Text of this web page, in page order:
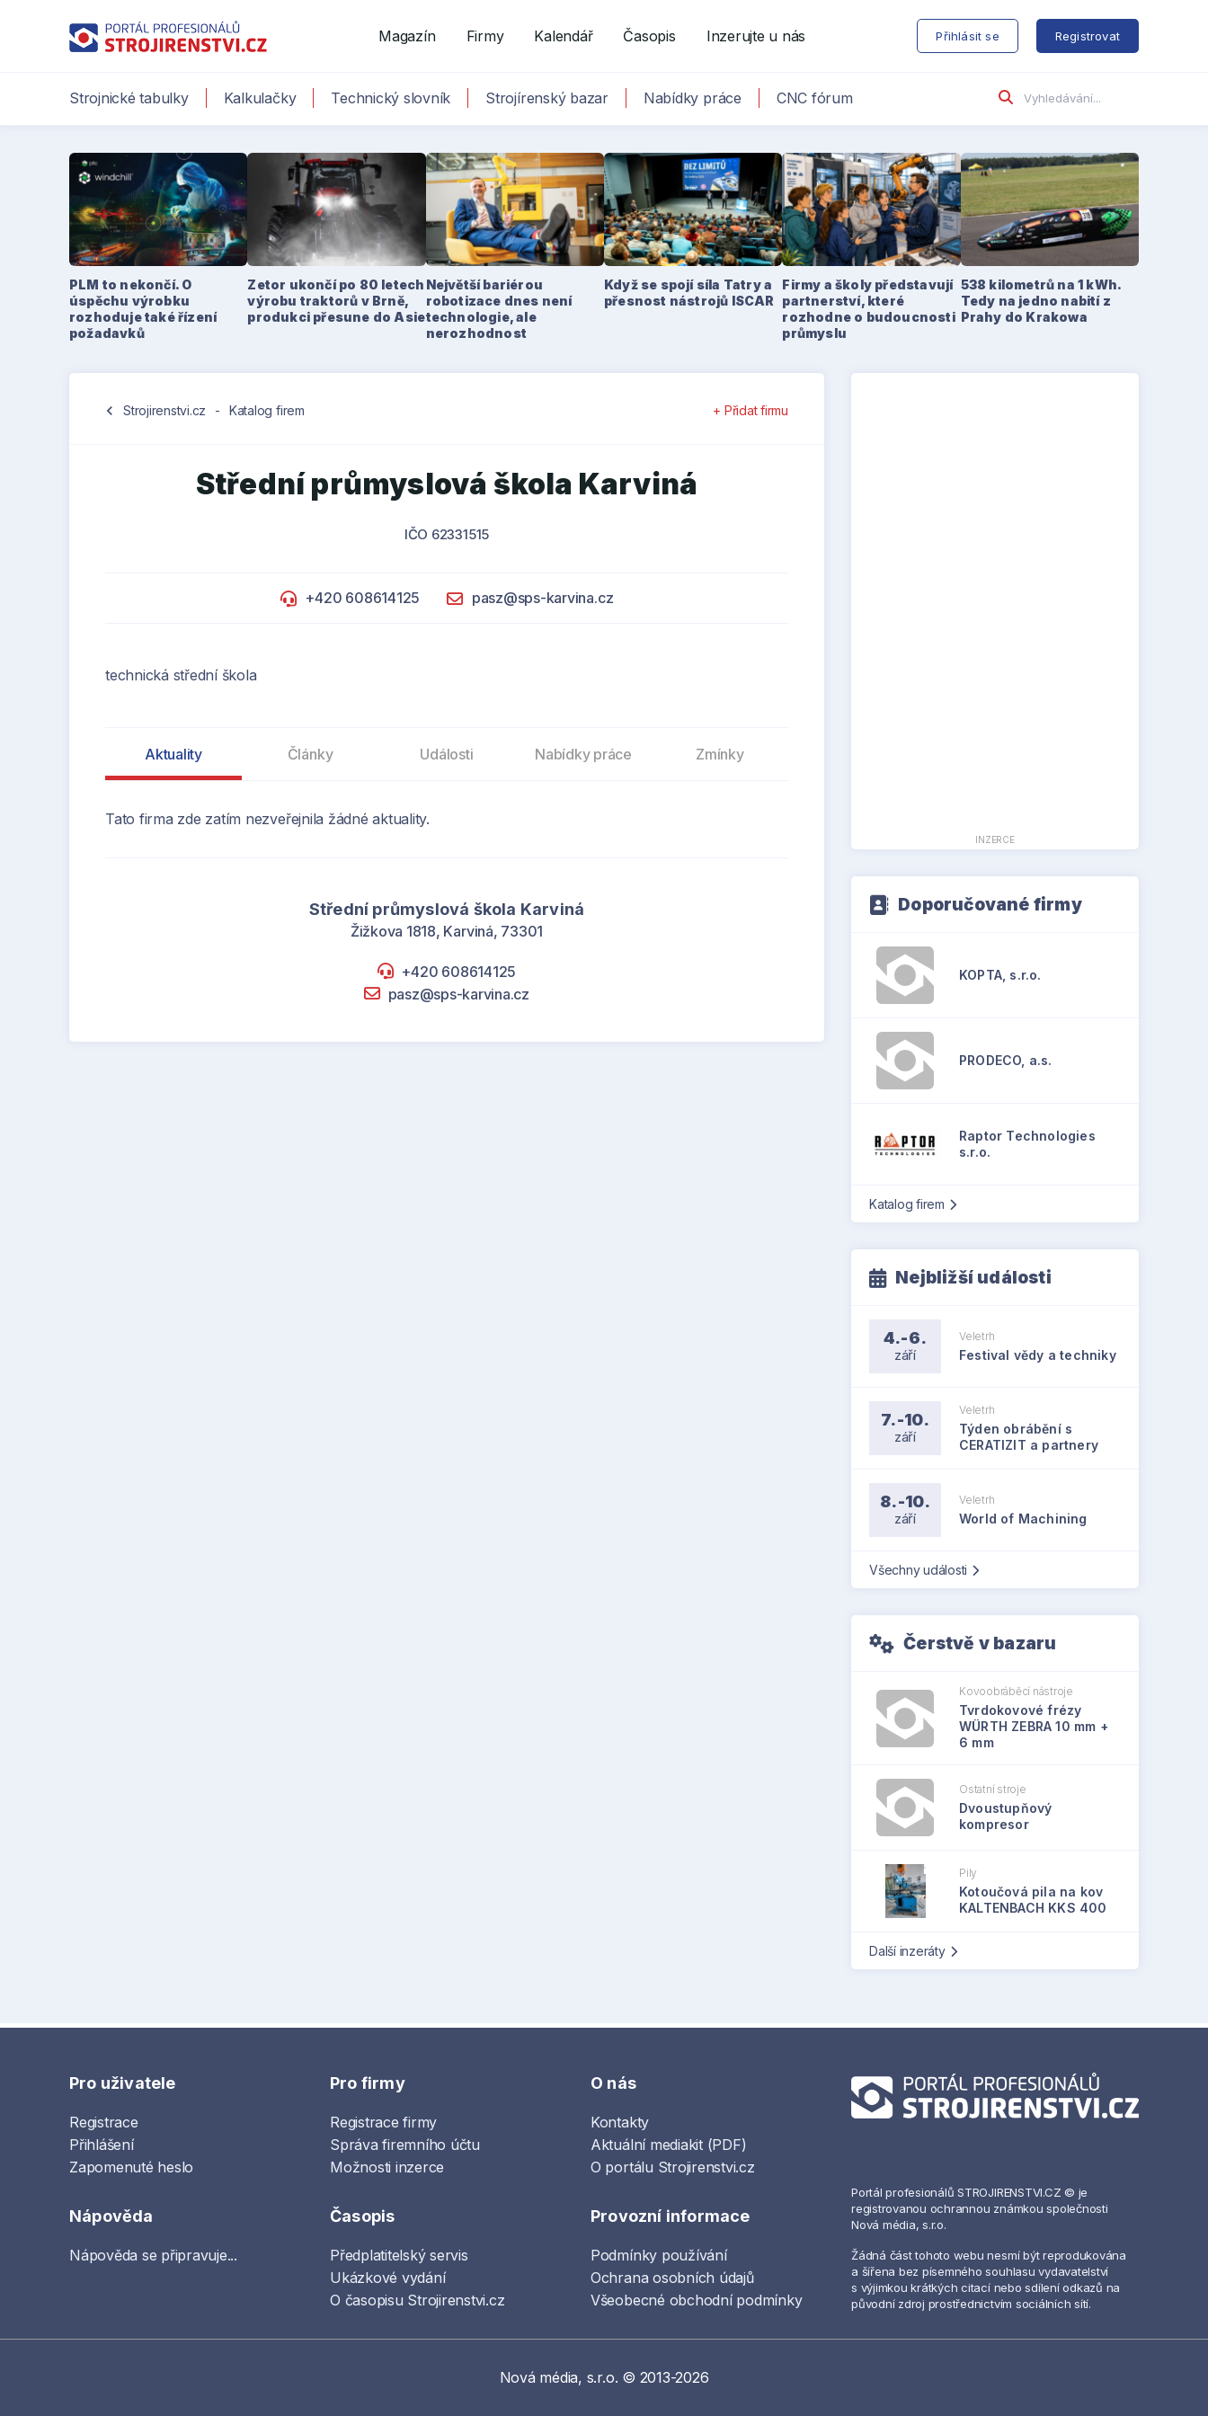
Magazín Firmy Kalendář Časopis Inzerujte u nás Přihlásit se Registrovat
Strojnické tabulky Kalkulačky Technický slovník Strojírenský bazar Nabídky práce CNC fórum
PLM to nekončí. O
úspěchu výrobku
rozhoduje také řízení
požadavků
Zetor ukončí po 80 letech
výrobu traktorů v Brně,
produkci přesune do Asie
Největší bariérou
robotizace dnes není
technologie, ale
nerozhodnost
Když se spojí síla Tatry a
přesnost nástrojů ISCAR
Firmy a školy představují
partnerství, které
rozhodne o budoucnosti
průmyslu
538 kilometrů na 1 kWh.
Tedy na jedno nabití z
Prahy do Krakowa
chevron_left Strojirenstvi.cz - Katalog firem + Přidat firmu
Střední průmyslová škola Karviná
IČO 62331515
+420 608614125 pasz@sps-karvina.cz
technická střední škola
Aktuality Články Události Nabídky práce Zmínky
Tato firma zde zatím nezveřejnila žádné aktuality.
Střední průmyslová škola Karviná
Žižkova 1818, Karviná, 73301
+420 608614125
pasz@sps-karvina.cz
INZERCE
Doporučované firmy
KOPTA, s.r.o.
PRODECO, a.s.
Raptor Technologies
s.r.o.
Katalog firem
Nejbližší události
4.-6.
září
Veletrh
Festival vědy a techniky
7.-10.
září
Veletrh
Týden obrábění s
CERATIZIT a partnery
8.-10.
září
Veletrh
World of Machining
Všechny události
Čerstvě v bazaru
Kovoobráběcí nástroje
Tvrdokovové frézy
WÜRTH ZEBRA 10 mm +
6 mm
Ostatní stroje
Dvoustupňový
kompresor
Pily
Kotoučová pila na kov
KALTENBACH KKS 400
Další inzeráty
Pro uživatele
Registrace
Přihlášení
Zapomenuté heslo
Pro firmy
Registrace firmy
Správa firemního účtu
Možnosti inzerce
O nás
Kontakty
Aktuální mediakit (PDF)
O portálu Strojirenstvi.cz
Nápověda
Nápověda se připravuje...
Časopis
Předplatitelský servis
Ukázkové vydání
O časopisu Strojirenstvi.cz
Provozní informace
Podmínky používání
Ochrana osobních údajů
Všeobecné obchodní podmínky
Portál profesionálů STROJIRENSTVI.CZ © je
registrovanou ochrannou známkou společnosti
Nová média, s.r.o.
Žádná část tohoto webu nesmí být reprodukována
a šířena bez písemného souhlasu vydavatelství
s výjimkou krátkých citací nebo sdílení odkazů na
původní zdroj prostřednictvím sociálních sítí.
Nová média, s.r.o. © 2013-2026